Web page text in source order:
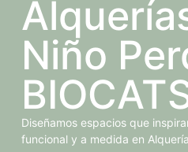
Niño
Diseñamos espacios que
funcional y a medida en